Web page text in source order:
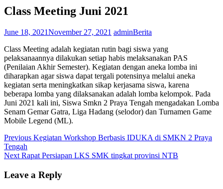
Class Meeting Juni 2021
June 18, 2021November 27, 2021 adminBerita
Class Meeting adalah kegiatan rutin bagi siswa yang
pelaksanaannya dilakukan setiap habis melaksanakan PAS
(Penilaian Akhir Semester). Kegiatan dengan aneka lomba ini
diharapkan agar siswa dapat tergali potensinya melalui aneka
kegiatan serta meningkatkan sikap kerjasama siswa, karena
beberapa lomba yang dilaksanakan adalah lomba kelompok. Pada
Juni 2021 kali ini, Siswa Smkn 2 Praya Tengah mengadakan Lomba
Senam Gemar Gatra, Liga Hadang (selodor) dan Turnamen Game
Mobile Legend (ML).
Post
navigation
Previous Previous
Kegiatan Workshop Berbasis IDUKA di SMKN 2 Praya
Tengah
Next Next
Rapat Persiapan LKS SMK tingkat provinsi NTB
Leave a Reply